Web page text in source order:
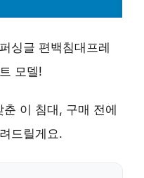
싱글 편백침대프레
모델!
이 침대, 구매 전에
드릴게요.